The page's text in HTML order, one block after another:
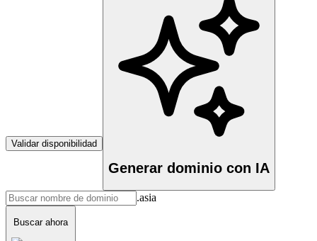
Validar disponibilidad
Generar dominio con IA
.asia
Buscar ahora